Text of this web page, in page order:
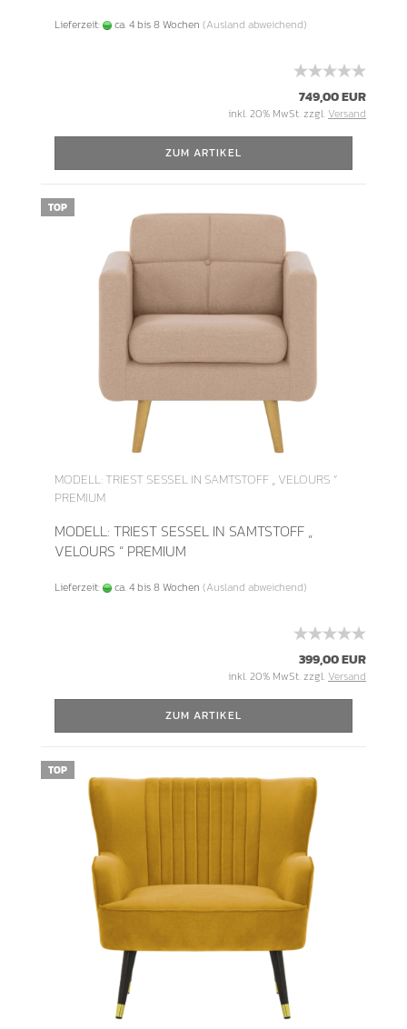
Lieferzeit: ca. 4 bis 8 Wochen (Ausland abweichend)
749,00 EUR
inkl. 20% MwSt. zzgl. Versand
ZUM ARTIKEL
TOP
MODELL: TRIEST SESSEL IN SAMTSTOFF „ VELOURS “
PREMIUM
MODELL: TRIEST SESSEL IN SAMTSTOFF „
VELOURS “ PREMIUM
Lieferzeit: ca. 4 bis 8 Wochen (Ausland abweichend)
399,00 EUR
inkl. 20% MwSt. zzgl. Versand
ZUM ARTIKEL
TOP